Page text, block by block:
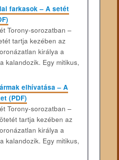
farkasok – A setét
Torony-sorozatban –
tartja kezében az
királya a
kalandozik. Egy mitikus,
elhívatása – A
(PDF)
Torony-sorozatban –
tartja kezében az
királya a
kalandozik. Egy mitikus,